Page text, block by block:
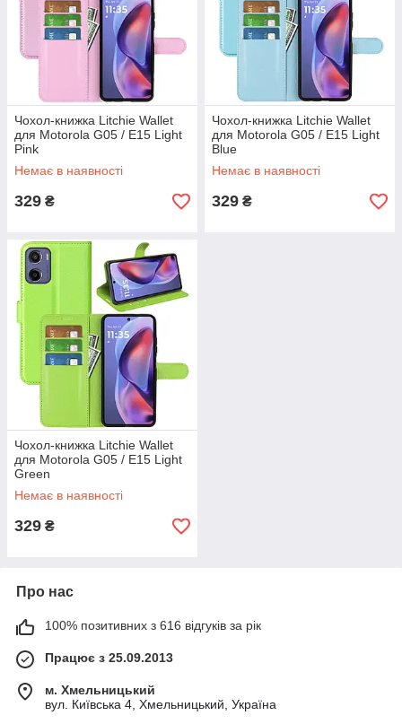
Чохол-книжка Litchie Wallet
для Motorola G05 / E15 Light
Pink
Немає в наявності
329 ₴
Чохол-книжка Litchie Wallet
для Motorola G05 / E15 Light
Blue
Немає в наявності
329 ₴
Чохол-книжка Litchie Wallet
для Motorola G05 / E15 Light
Green
Немає в наявності
329 ₴
Про нас
100% позитивних з 616 відгуків за рік
Працює з 25.09.2013
м. Хмельницький
вул. Київська 4, Хмельницький, Україна